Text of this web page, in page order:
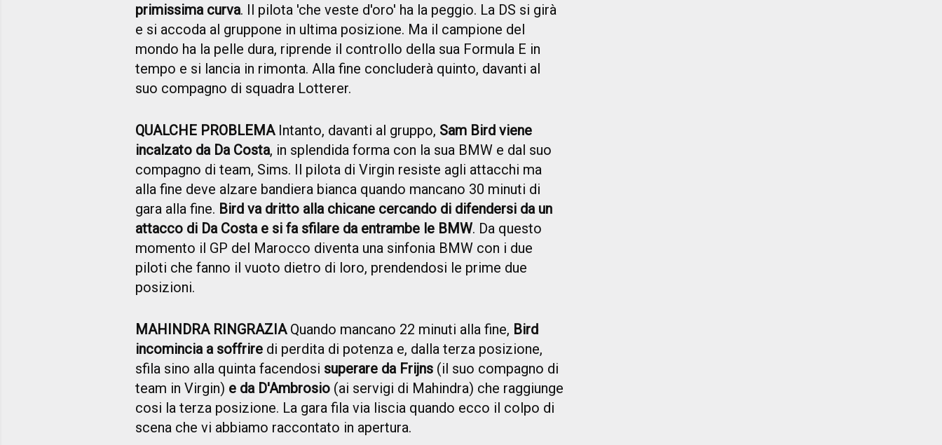
primissima curva. Il pilota 'che veste d'oro' ha la peggio. La DS si girà
e si accoda al gruppone in ultima posizione. Ma il campione del
mondo ha la pelle dura, riprende il controllo della sua Formula E in
tempo e si lancia in rimonta. Alla fine concluderà quinto, davanti al
suo compagno di squadra Lotterer.
QUALCHE PROBLEMAIntanto, davanti al gruppo, Sam Bird viene
incalzato da Da Costa, in splendida forma con la sua BMW e dal suo
compagno di team, Sims. Il pilota di Virgin resiste agli attacchi ma
alla fine deve alzare bandiera bianca quando mancano 30 minuti di
gara alla fine. Bird va dritto alla chicane cercando di difendersi da un
attacco di Da Costa e si fa sfilare da entrambe le BMW. Da questo
momento il GP del Marocco diventa una sinfonia BMW con i due
piloti che fanno il vuoto dietro di loro, prendendosi le prime due
posizioni.
MAHINDRA RINGRAZIAQuando mancano 22 minuti alla fine, Bird
incomincia a soffrire di perdita di potenza e, dalla terza posizione,
sfila sino alla quinta facendosi superare da Frijns (il suo compagno di
team in Virgin) e da D'Ambrosio (ai servigi di Mahindra) che raggiunge
cosi la terza posizione. La gara fila via liscia quando ecco il colpo di
scena che vi abbiamo raccontato in apertura.